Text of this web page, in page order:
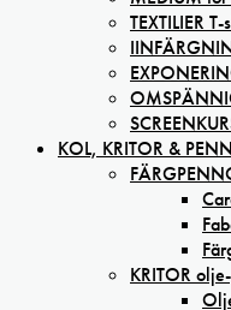
TEXTILIER
KOL, KRITOR &
KRITOR